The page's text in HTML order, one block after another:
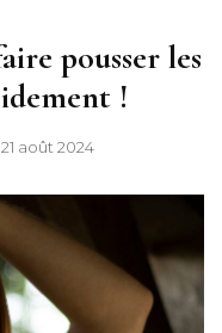
pousser les
!
21 août 2024